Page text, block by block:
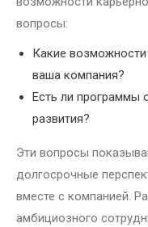
вопросы:
Какие возможности
ваша компания?
Есть ли программы
развития?
Эти вопросы
долгосрочные
вместе с компанией.
амбициозного